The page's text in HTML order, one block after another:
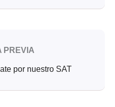
PREVIA
por nuestro SAT